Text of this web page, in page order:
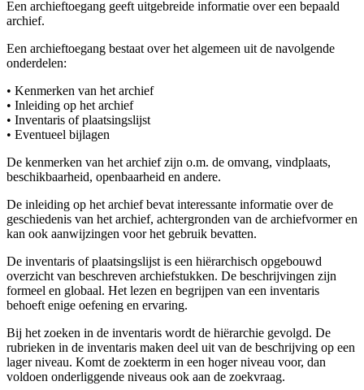
Een archieftoegang geeft uitgebreide informatie over een bepaald
archief.
Een archieftoegang bestaat over het algemeen uit de navolgende
onderdelen:
• Kenmerken van het archief
• Inleiding op het archief
• Inventaris of plaatsingslijst
• Eventueel bijlagen
De kenmerken van het archief zijn o.m. de omvang, vindplaats,
beschikbaarheid, openbaarheid en andere.
De inleiding op het archief bevat interessante informatie over de
geschiedenis van het archief, achtergronden van de archiefvormer en
kan ook aanwijzingen voor het gebruik bevatten.
De inventaris of plaatsingslijst is een hiërarchisch opgebouwd
overzicht van beschreven archiefstukken. De beschrijvingen zijn
formeel en globaal. Het lezen en begrijpen van een inventaris
behoeft enige oefening en ervaring.
Bij het zoeken in de inventaris wordt de hiërarchie gevolgd. De
rubrieken in de inventaris maken deel uit van de beschrijving op een
lager niveau. Komt de zoekterm in een hoger niveau voor, dan
voldoen onderliggende niveaus ook aan de zoekvraag.